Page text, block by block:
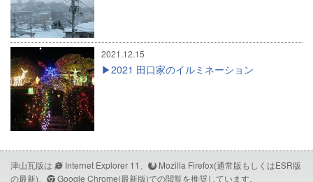
2021.12.15
2021 田口家のイルミネーション
津山瓦版は Internet Explorer 11、
Mozilla Firefox(通常版もしくはESR版
の最新)、
Google Chrome(最新版)での閲覧を推奨しています。